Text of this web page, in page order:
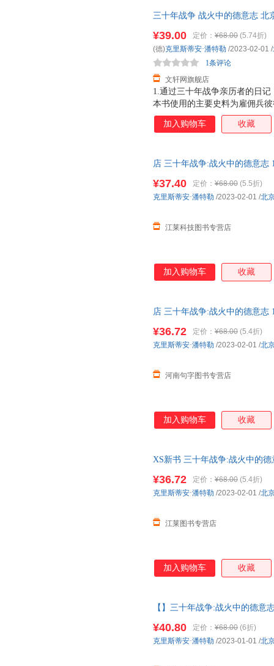
三十年战争 战火中的德意志 北
1.通过三十年战争亲历者的日
本书使用的主要史料为雇佣兵
记，兼顾研究三十年战争的经
内心恐惧与希望交织，被战争
载浮载沉，无意中成了同时代
¥39.00 定价： ¥68.00 (5.74折)
文轩网旗舰店
1条评论
(德)克里斯蒂安·潘特勒 /2023-02-01 /
加入购物车 收藏
店 三十年战争:战火中的德意志
¥37.40 定价： ¥68.00 (5.5折)
江莱科技图书专营店
克里斯蒂安·潘特勒 /2023-02-01 /北
加入购物车 收藏
店 三十年战争:战火中的德意志
¥36.72 定价： ¥68.00 (5.4折)
河南句字图书专营店
克里斯蒂安·潘特勒 /2023-02-01 /北
加入购物车 收藏
XS新书 三十年战争:战火中的
¥36.72 定价： ¥68.00 (5.4折)
江莱图书专营店
克里斯蒂安·潘特勒 /2023-02-01 /北
加入购物车 收藏
【】三十年战争:战火中的德意
¥40.80 定价： ¥68.00 (6折)
克里斯蒂安·潘特勒 /2023-01-01 /北